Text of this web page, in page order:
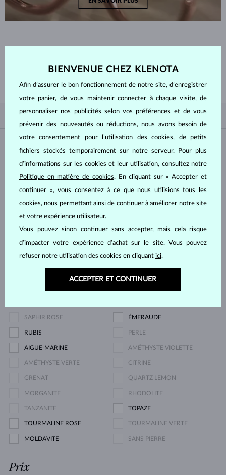
Inspirez-vous de nos bagues en or très appréciées, et de nos classiques
intemporels.
SELON LA POPULARITÉ
Matière
OR BLANC OR JAUNE
OR ROSE
Pierre
DIAMANT DIAMANT LAB GROWN
DIAMANT LAB GROWN BLEU DIAMANT LAB GROWN ROSE
SAPHIR ROSE ÉMERAUDE
RUBIS PERLE
AIGUE-MARINE AMÉTHYSTE VIOLETTE
AMÉTHYSTE VERTE CITRINE
GRENAT QUARTZ LEMON
MORGANITE RHODOLITE
TANZANITE TOPAZE
TOURMALINE ROSE TOURMALINE VERTE
MOLDAVITE SANS PIERRE
Prix
BIENVENUE CHEZ KLENOTA
Afin d’assurer le bon fonctionnement de notre site, d’enregistrer
votre panier, de vous maintenir connecter à chaque visite, de
personnaliser nos publicités selon vos préférences et de vous
prévenir des nouveautés ou réductions, nous avons besoin de
votre consentement pour l’utilisation des cookies, de petits
fichiers stockés temporairement sur notre serveur. Pour plus
d’informations sur les cookies et leur utilisation, consultez notre
Politique en matière de cookies. En cliquant sur « Accepter et
continuer », vous consentez à ce que nous utilisions tous les
cookies, nous permettant ainsi de continuer à améliorer notre site
et votre expérience utilisateur.
Vous pouvez sinon continuer sans accepter, mais cela risque
d’impacter votre expérience d’achat sur le site. Vous pouvez
refuser notre utilisation des cookies en cliquant ici.
ACCEPTER ET CONTINUER